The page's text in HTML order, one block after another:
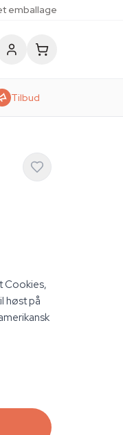
emballage
Tilbud
Cookies,
høst på